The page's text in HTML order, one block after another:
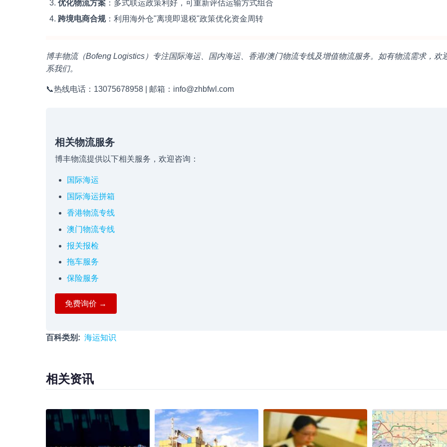
优化物流方案 ：多式联运政策利好，可重新评估运输方式组合
跨境电商合规：利用海外仓"离境即退税"政策优化资金周转
博丰物流（Bofeng Logistics）专注国际海运、国内海运、香港/澳门物流专线及增值物流服务。如有物流需求，欢
系我们。
📞热线电话：13075678958 | 邮箱：info@zhbfwl.com
相关物流服务
博丰物流提供以下相关服务，欢迎咨询：
国际海运
国际海运拼箱
香港物流专线
澳门物流专线
报关报检
拖车服务
保险服务
免费询价 →
百科类别 海运知识
相关资讯